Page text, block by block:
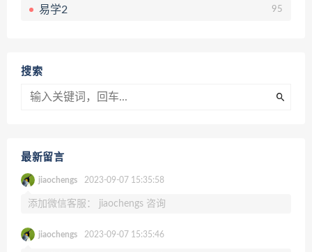
易学2 95
搜索
最新留言
jiaochengs 2023-09-07 15:35:58
添加微信客服： jiaochengs 咨询
jiaochengs 2023-09-07 15:35:46